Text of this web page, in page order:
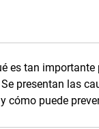
es tan
presentan las
cómo puede